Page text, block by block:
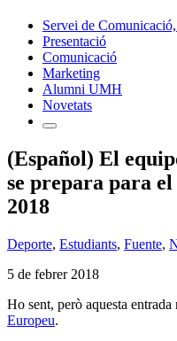
Servei de
Presentació
Comunicació
Marketing
Alumni UMH
Novetats
(Español) El
se prepara para
2018
Deporte, Estudiants, Fuente,
5 de febrer 2018
Ho sent, però aquesta
Europeu.